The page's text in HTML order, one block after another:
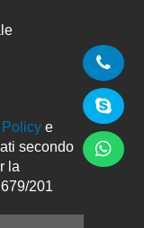
Policy e
secondo
la
201